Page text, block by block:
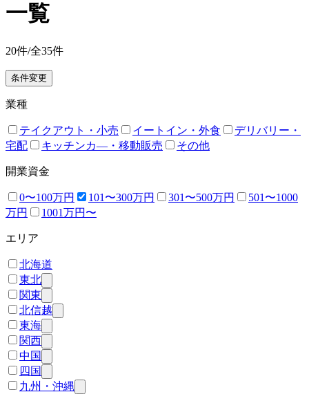
一覧
20件/全35件
条件変更
業種
テイクアウト・小売 イートイン・外食
デリバリー・
宅配
キッチンカ―・移動販売 その他
開業資金
0〜100万円 101〜300万円 301〜500万円
501〜1000
万円
1001万円〜
エリア
北海道
東北
関東
北信越
東海
関西
中国
四国
九州・沖縄